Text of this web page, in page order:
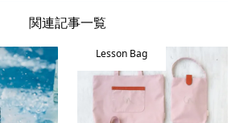
関連記事一覧
Lesson Bag